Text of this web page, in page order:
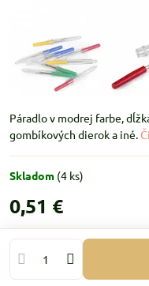
Páradlo v modrej farbe,
gombíkových dierok a iné.
Skladom (4 ks)
0,51 €